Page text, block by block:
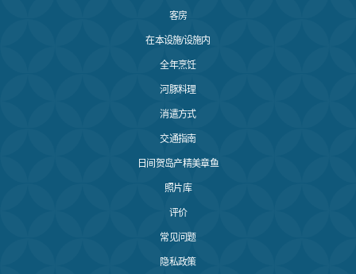
客房
在本设施/设施内
全年烹饪
河豚料理
消遣方式
交通指南
日间贺岛产精美章鱼
照片库
评价
常见问题
隐私政策